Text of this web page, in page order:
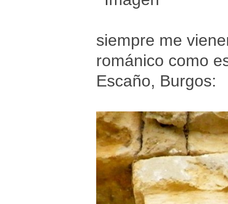
siempre me
románico como
Escaño, Burgos: